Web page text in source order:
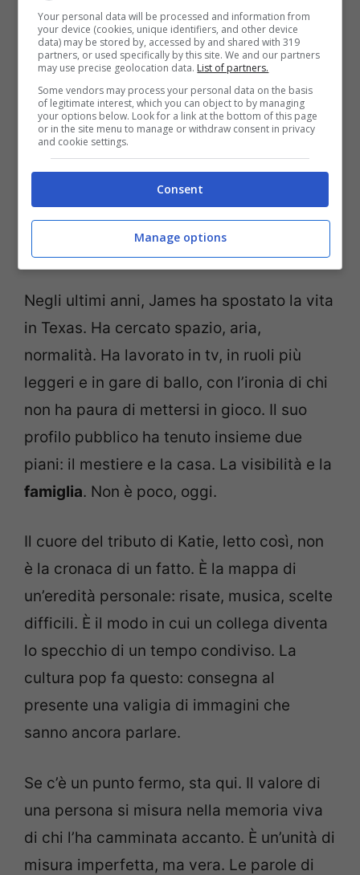
C’è un passaggio che apre un mondo: “Hai
creato un bellissimo matrimonio consei
figli”. Questo dato è vero e racconta una
storia concreta.James Van Der Beekha
sposato Kimberly Brook nel 2010. La
famiglia è cresciuta, tra gioie e fatiche.
Hanno parlato pubblicamente anche di
perdite in gravidanza. L’hanno fatto con
delicatezza e utilità sociale, offrendo
parole e strumenti a chi non ne aveva.
Negli ultimi anni, James ha spostato la vita
in Texas. Ha cercato spazio, aria,
normalità. Ha lavorato in tv, in ruoli più
leggeri e in gare di ballo, con l’ironia di chi
non ha paura di mettersi in gioco. Il suo
profilo pubblico ha tenuto insieme due
piani: il mestiere e la casa. La visibilità e la
famiglia. Non è poco, oggi.
Il cuore del tributo di Katie, letto così, non
è la cronaca di un fatto. È la mappa di
un’eredità personale: risate, musica, scelte
difficili. È il modo in cui un collega diventa
lo specchio di un tempo condiviso. La
cultura pop fa questo: consegna al
presente una valigia di immagini che
sanno ancora parlare.
Se c’è un punto fermo, sta qui. Il valore di
una persona si misura nella memoria viva
di chi l’ha camminata accanto. È un’unità di
misura imperfetta, ma vera. Le parole di
Your personal data will be processed and information from
your device (cookies, unique identifiers, and other device
data) may be stored by, accessed by and shared with 319
partners, or used specifically by this site. We and our partners
may use precise geolocation data. List of partners.
Some vendors may process your personal data on the basis
of legitimate interest, which you can object to by managing
your options below. Look for a link at the bottom of this page
or in the site menu to manage or withdraw consent in privacy
and cookie settings.
Consent
Manage options